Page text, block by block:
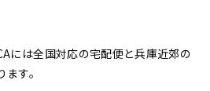
には全国対応の宅配便と兵庫近郊の
す。